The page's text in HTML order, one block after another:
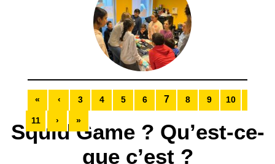
Squid Game ? Qu’est-ce-
que c’est ?
« ‹ 3 4 5 6 7 8 9 10
11 › »